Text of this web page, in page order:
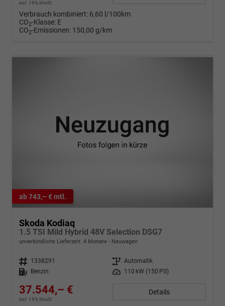
incl. 19% MwSt.
Verbrauch kombiniert: 6,60 l/100km
CO2-Klasse: E
CO2-Emissionen: 150,00 g/km
ab 743,– € mtl.
Skoda Kodiaq
1.5 TSI Mild Hybrid 48V Selection DSG7
unverbindliche Lieferzeit: 4 Monate Neuwagen
Fahrzeugnr. 1338291 Getriebe Automatik
Kraftstoff
Benzin Leistung 110 kW (150 PS)
37.544,– €
incl. 19% MwSt.
Details